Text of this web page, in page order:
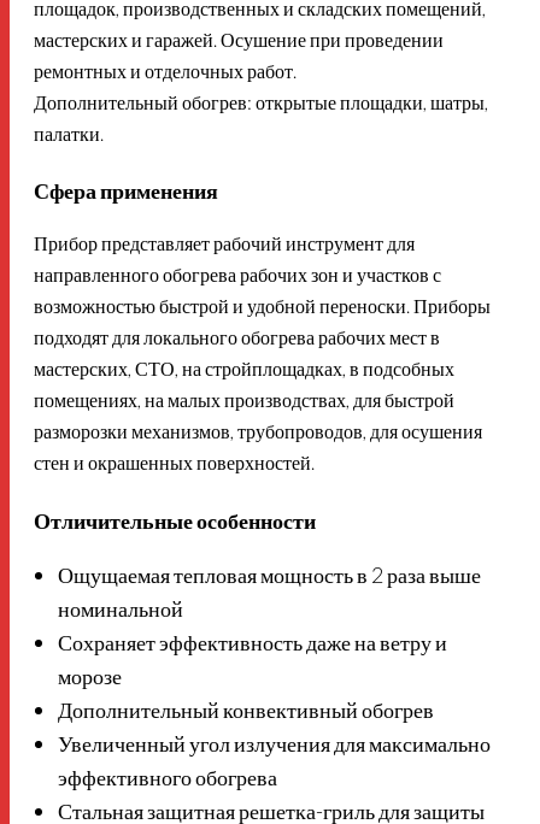
площадок, производственных и складских помещений,
мастерских и гаражей. Осушение при проведении
ремонтных и отделочных работ.
Дополнительный обогрев: открытые площадки, шатры,
палатки.
Сфера применения
Прибор представляет рабочий инструмент для
направленного обогрева рабочих зон и участков с
возможностью быстрой и удобной переноски. Приборы
подходят для локального обогрева рабочих мест в
мастерских, СТО, на стройплощадках, в подсобных
помещениях, на малых производствах, для быстрой
разморозки механизмов, трубопроводов, для осушения
стен и окрашенных поверхностей.
Отличительные особенности
Ощущаемая тепловая мощность в 2 раза выше
номинальной
Сохраняет эффективность даже на ветру и
морозе
Дополнительный конвективный обогрев
Увеличенный угол излучения для максимально
эффективного обогрева
Стальная защитная решетка-гриль для защиты